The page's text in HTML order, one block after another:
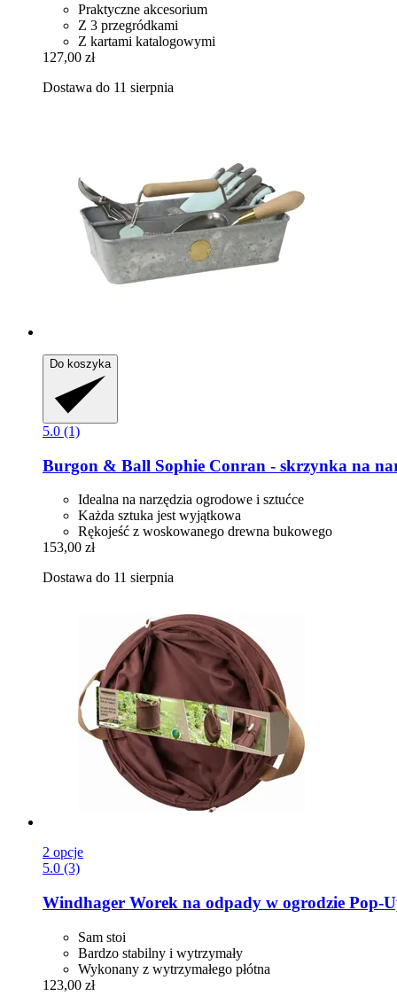
Praktyczne akcesorium
Z 3 przegródkami
Z kartami katalogowymi
127,00 zł
Dostawa do 11 sierpnia
Do koszyka
5.0 (1)
Burgon & Ball Sophie Conran -​ skrzynka na
Idealna na narzędzia ogrodowe i sztućce
Każda sztuka jest wyjątkowa
Rękojeść z woskowanego drewna bukowego
153,00 zł
Dostawa do 11 sierpnia
2 opcje
5.0 (3)
Windhager Worek na odpady w ogrodzie Pop-​
Sam stoi
Bardzo stabilny i wytrzymały
Wykonany z wytrzymałego płótna
123,00 zł